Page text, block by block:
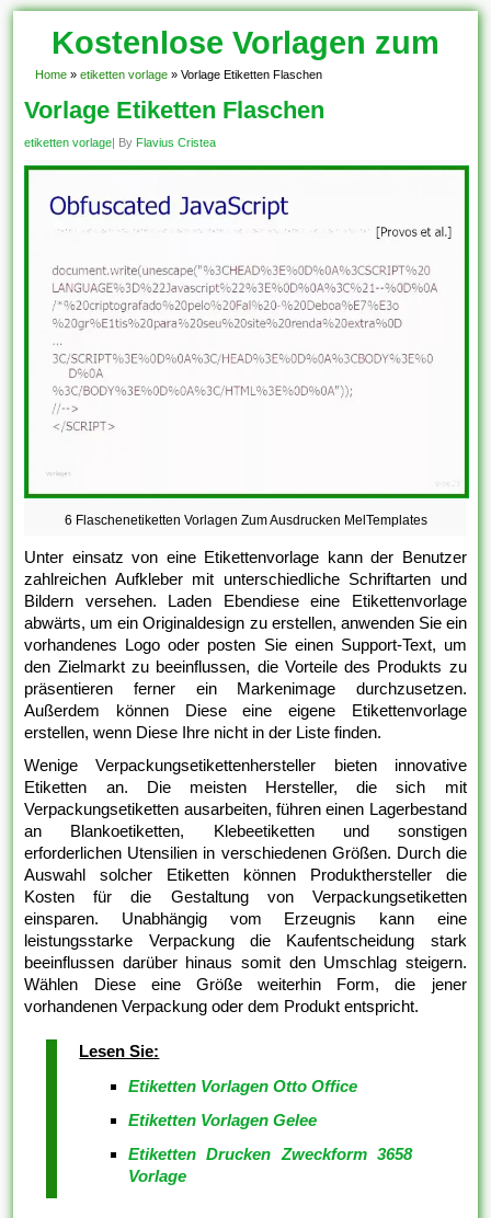
Kostenlose Vorlagen zum
Download!
Home » etiketten vorlage » Vorlage Etiketten Flaschen
Vorlage Etiketten Flaschen
etiketten vorlage| By Flavius Cristea
6 Flaschenetiketten Vorlagen Zum Ausdrucken MelTemplates
Unter einsatz von eine Etikettenvorlage kann der Benutzer
zahlreichen Aufkleber mit unterschiedliche Schriftarten und
Bildern versehen. Laden Ebendiese eine Etikettenvorlage
abwärts, um ein Originaldesign zu erstellen, anwenden Sie ein
vorhandenes Logo oder posten Sie einen Support-Text, um
den Zielmarkt zu beeinflussen, die Vorteile des Produkts zu
präsentieren ferner ein Markenimage durchzusetzen.
Außerdem können Diese eine eigene Etikettenvorlage
erstellen, wenn Diese Ihre nicht in der Liste finden.
Wenige Verpackungsetikettenhersteller bieten innovative
Etiketten an. Die meisten Hersteller, die sich mit
Verpackungsetiketten ausarbeiten, führen einen Lagerbestand
an Blankoetiketten, Klebeetiketten und sonstigen
erforderlichen Utensilien in verschiedenen Größen. Durch die
Auswahl solcher Etiketten können Produkthersteller die
Kosten für die Gestaltung von Verpackungsetiketten
einsparen. Unabhängig vom Erzeugnis kann eine
leistungsstarke Verpackung die Kaufentscheidung stark
beeinflussen darüber hinaus somit den Umschlag steigern.
Wählen Diese eine Größe weiterhin Form, die jener
vorhandenen Verpackung oder dem Produkt entspricht.
Lesen Sie:
Etiketten Vorlagen Otto Office
Etiketten Vorlagen Gelee
Etiketten Drucken Zweckform 3658
Vorlage